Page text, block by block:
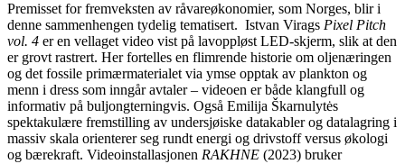
Premisset for fremveksten av råvareøkonomier, som Norges, blir i
denne sammenhengen tydelig tematisert. Istvan Virags Pixel Pitch
vol. 4 er en vellaget video vist på lavoppløst LED-skjerm, slik at den
er grovt rastrert. Her fortelles en flimrende historie om oljenæringen
og det fossile primærmaterialet via ymse opptak av plankton og
menn i dress som inngår avtaler – videoen er både klangfull og
informativ på buljongterningvis. Også Emilija Škarnulytės
spektakulære fremstilling av undersjøiske datakabler og datalagring i
massiv skala orienterer seg rundt energi og drivstoff versus økologi
og bærekraft. Videoinstallasjonen RAKHNE (2023) bruker